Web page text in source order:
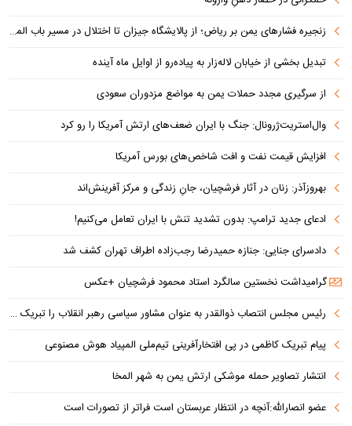
زنجیره فشارهای یمن بر ریاض؛ از پالایشگاه جیزان تا اختلال در مسیر باب المندب
تبدیل بخشی از خیابان لاله‌زار به پیاده‌رو از اوایل ماه آینده
از سرگیری مجدد حملات یمن به مواضع مزدوران سعودی
وال‌استریت‌ژرونال: جنگ با ایران ضعف‌های ارتش آمریکا را رو کرد
افزایش قیمت نفت و افت شاخص‌های بورس آمریکا
بهروزآذر: زنان در آثار فرشچیان، جانِ زندگی و مرکز آفرینش‌اند
ادعای جدید ترامپ: بدون تشدید تنش با ایران تعامل می‌کنیم!
دادسرای جنایی: جنازه حمیدرضا رجب‌زاده اطراف تهران کشف شد
گرامیداشت نخستین سالگرد استاد محمود فرشچیان +عکس
رئیس مجلس انتصاب ذوالقدر به عنوان مشاور سیاسی رهبر انقلاب را تبریک گفت
پیام تبریک کاظمی در پی افتخارآفرینی تیم‌ملی المپیاد هوش مصنوعی
انتشار تصاویر حمله موشکی ارتش یمن به شهر المخا
عضو انصارالله:آنچه در انتظار عربستان است فراتر از تصورات است